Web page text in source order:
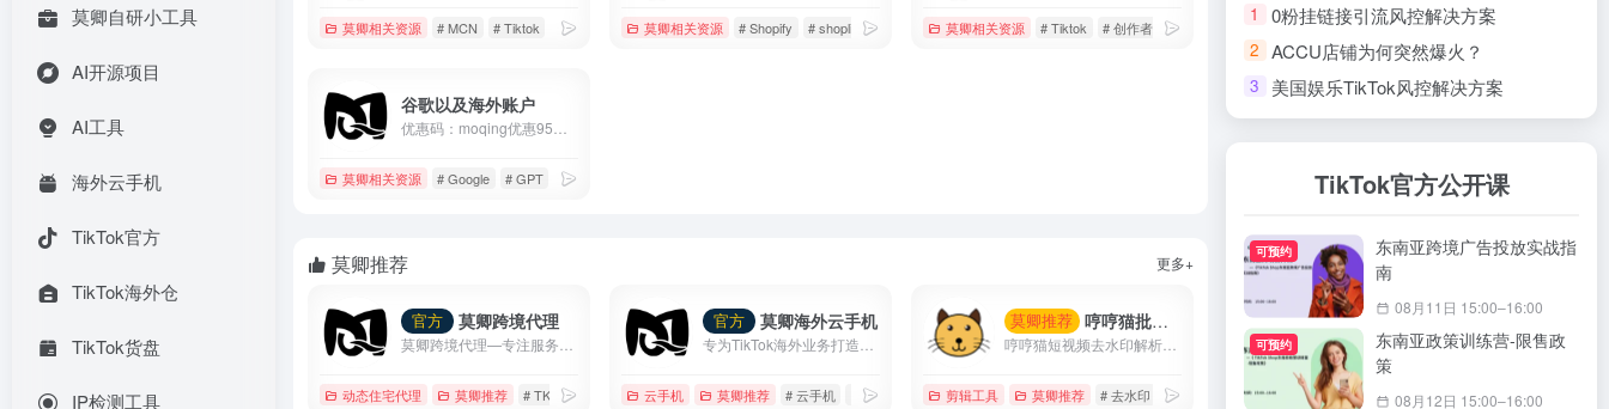
莫卿自研小工具
AI开源项目
AI工具
海外云手机
TikTok官方
TikTok海外仓
TikTok货盘
IP检测工具
莫卿相关资源 # MCN # Tiktok # 娱乐直播 莫卿相关资源 # Shopify # shopline # 店铺设计 莫卿相关资源 # Tiktok # 创作者出海 # 创作者服务平台
谷歌以及海外账户
莫卿相关资源 # Google # GPT # 苹果商店
莫卿推荐 更多+
官方 莫卿跨境代理
动态住宅代理 莫卿推荐 # TK专线 # 住宅代理 # 国家备案专线
官方 莫卿海外云手机
云手机 莫卿推荐 # 云手机 # 低成本 # 海外云手机
莫卿推荐 哼哼猫批量下载去水印
哼哼猫短视频去水印解析下载工具,支持解析抖音、快手、火山、西瓜、小红书、美拍、淘宝、QQ看点等上百个平台的视频,提取出来的视频无水印,可以免费、快速、方便地将视频去水印保存到手机相册、电脑本地,除了单个视频提取,还支持一键批量去水印提取作者所有视频.
剪辑工具 莫卿推荐 # 去水印 # 快手视频下载 # 快手视频去水印
1 0粉挂链接引流风控解决方案
2 ACCU店铺为何突然爆火？
3 美国娱乐TikTok风控解决方案
TikTok官方公开课
可预约
东南亚跨境广告投放实战指
南
08月11日 15:00–16:00
可预约
东南亚政策训练营-限售政
策
08月12日 15:00–16:00